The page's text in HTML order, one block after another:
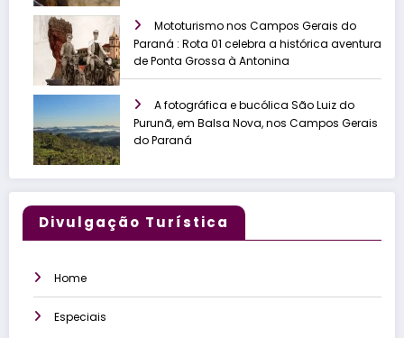
Mototurismo nos Campos Gerais do
Paraná : Rota 01 celebra a histórica aventura
de Ponta Grossa à Antonina
A fotográfica e bucólica São Luiz do
Purunã, em Balsa Nova, nos Campos Gerais
do Paraná
Divulgação Turística
Home
Especiais